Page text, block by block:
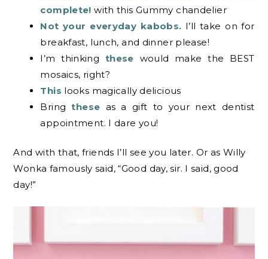
complete! with this Gummy chandelier
Not your everyday kabobs. I’ll take on for
breakfast, lunch, and dinner please!
I’m thinking these would make the BEST
mosaics, right?
This looks magically delicious
Bringthese as a gift to your next dentist
appointment. I dare you!
And with that, friends I’ll see you later. Or as Willy
Wonka famously said, “Good day, sir. I said, good
day!”